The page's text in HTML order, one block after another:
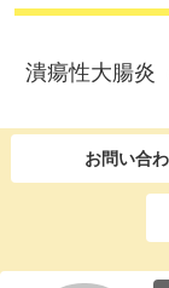
潰瘍性大腸炎
お問い合